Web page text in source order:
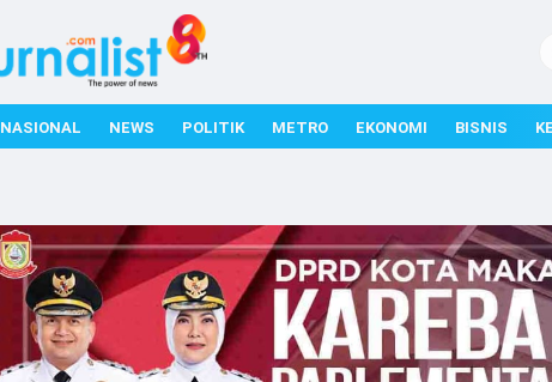
NASIONAL NEWS POLITIK METRO EKONOMI BISNIS